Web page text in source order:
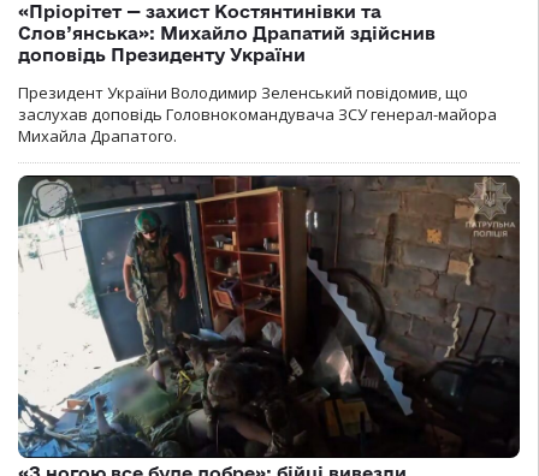
«Пріорітет — захист Костянтинівки та
Слов’янська»: Михайло Драпатий здійснив
доповідь Президенту України
Президент України Володимир Зеленський повідомив, що
заслухав доповідь Головнокомандувача ЗСУ генерал-майора
Михайла Драпатого.